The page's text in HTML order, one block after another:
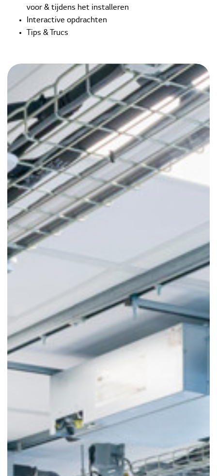
voor & tijdens het installeren
Interactive opdrachten
Tips & Trucs